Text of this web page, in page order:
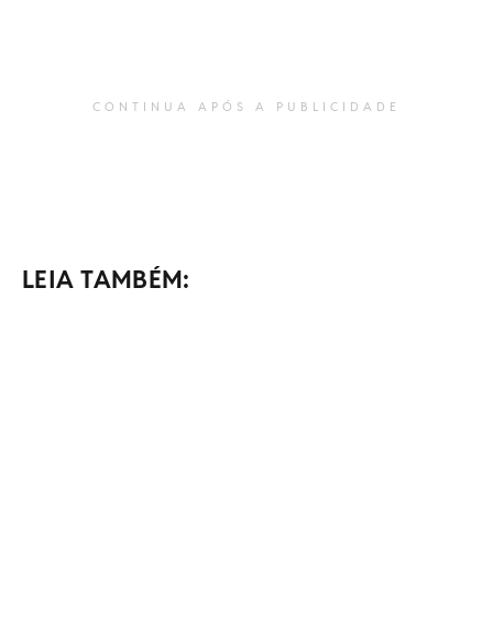
CONTINUA APÓS A PUBLICIDADE
LEIA TAMBÉM: